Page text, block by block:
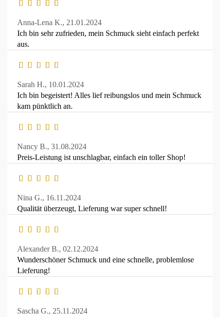
Anna-Lena K., 21.01.2024
Ich bin sehr zufrieden, mein Schmuck sieht einfach perfekt
aus.
Sarah H., 10.01.2024
Ich bin begeistert! Alles lief reibungslos und mein Schmuck
kam pünktlich an.
Nancy B., 31.08.2024
Preis-Leistung ist unschlagbar, einfach ein toller Shop!
Nina G., 16.11.2024
Qualität überzeugt, Lieferung war super schnell!
Alexander B., 02.12.2024
Wunderschöner Schmuck und eine schnelle, problemlose
Lieferung!
Sascha G., 25.11.2024